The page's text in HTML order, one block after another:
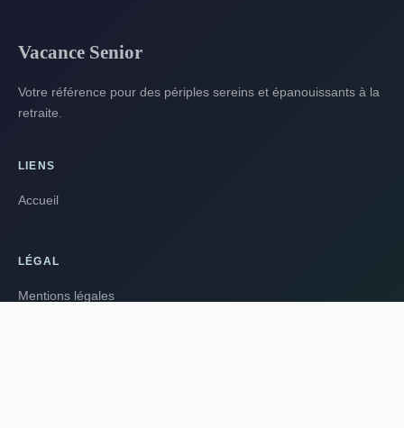
Vacance Senior
Votre référence pour des périples sereins et épanouissants à la
retraite.
LIENS
Accueil
LÉGAL
Mentions légales